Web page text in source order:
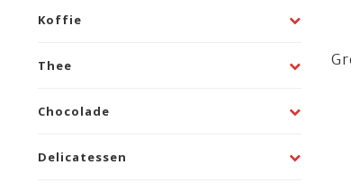
Koffie
Thee
Chocolade
Delicatessen